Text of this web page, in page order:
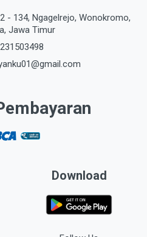
- 134, Ngagelrejo, Wonokromo,
Jawa Timur
Download